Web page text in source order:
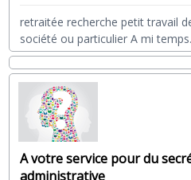
retraitée recherche petit travail
société ou particulier A mi
A votre service pour du
administrative